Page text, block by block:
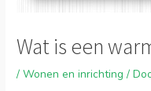
Wat is een
/Wonen en inrichting /